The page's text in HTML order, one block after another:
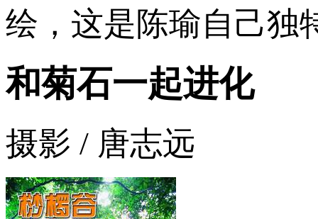
绘，这是陈瑜自己独
和菊石一起进化
摄影 / 唐志远